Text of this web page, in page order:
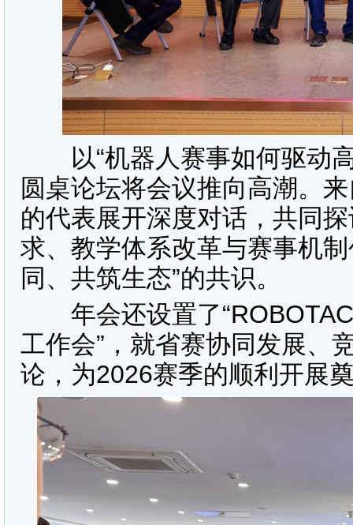
以“机器人赛事如何驱动高
圆桌论坛将会议推向高潮。
的代表展开深度对话，共同
求、教学体系改革与赛事机
同、共筑生态”的共识。
年会还设置了“ROBOTAC
工作会”，就省赛协同发展、
论，为2026赛季的顺利开展